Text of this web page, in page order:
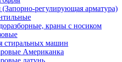
регулирующая арматура)
краны с носиком
стиральных машин
Американка
латунь